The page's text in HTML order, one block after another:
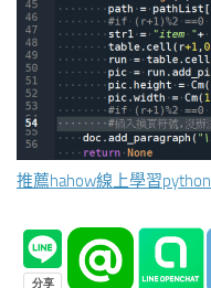
推薦hahow線上學習python